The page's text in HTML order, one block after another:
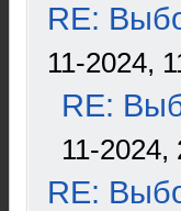
RE:
11-2024,
RE:
11-2024,
RE: